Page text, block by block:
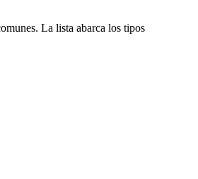
La lista abarca los tipos